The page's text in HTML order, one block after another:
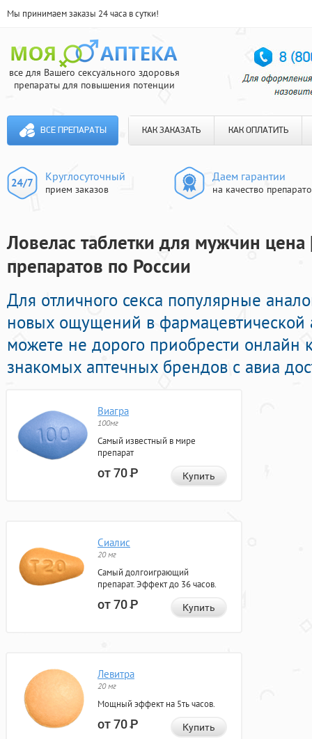
Мы принимаем заказы 24 часа в сутки!
все для Вашего сексуального здоровья
препараты для повышения потенции
ВСЕ ПРЕПАРАТЫ КАК ЗАКАЗАТЬ КАК ОПЛАТИТЬ
Круглосуточный
прием заказов
Даем гарантии
на качество
Ловелас таблетки для мужчин цена
препаратов по России
Для отличного секса популярные
новых ощущений в фармацевтической
можете не дорого приобрести онлайн
знакомых аптечных брендов с авиа
Виагра
100мг
Самый известный в мире
препарат
от 70Р Купить
Сиалис
20 мг
Самый долгоиграющий
препарат. Эффект до 36 часов.
от 70Р Купить
Левитра
20 мг
Мощный эффект на 5ть часов.
от 70Р Купить